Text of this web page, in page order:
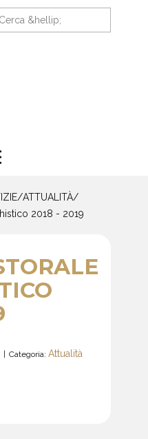
/ATTUALITÀ/
2018 - 2019
Categoria: Attualità